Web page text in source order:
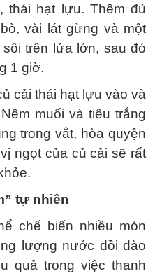
thái hạt lựu. Thêm đủ
vài lát gừng và một
trên lửa lớn, sau đó
1 giờ.
cải thái hạt lựu vào và
muối và tiêu trắng
trong vắt, hòa quyện
ngọt của củ cải sẽ rất
tự nhiên
chế biến nhiều món
lượng nước dồi dào
quả trong việc thanh